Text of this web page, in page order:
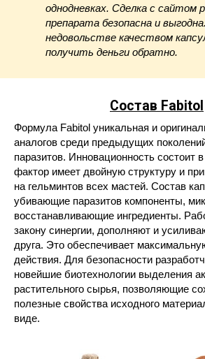
однодневках. Сделка с сайтом
препарата безопасна и
недовольстве качеством
получить деньги обратно.
Состав Fabitol
Формула Fabitol уникальная и
аналогов среди предыдущих
паразитов. Инновационность состоит
фактор имеет двойную структуру и
на гельминтов всех мастей. Состав
убивающие паразитов компоненты,
восстанавливающие ингредиенты.
закону синергии, дополняют и
друга. Это обеспечивает
действия. Для безопасности
новейшие биотехнологии выделения
растительного сырья, позволяющие
полезные свойства исходного
виде.